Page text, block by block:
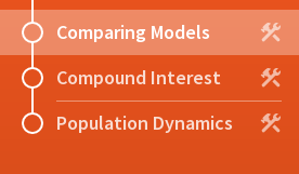
Comparing Models
Compound Interest
Population Dynamics